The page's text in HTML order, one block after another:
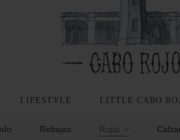
LIFESTYLE LITTLE CABO
Rebajas Ropa